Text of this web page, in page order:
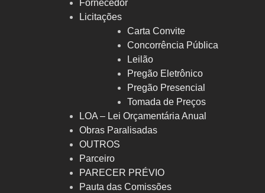
Fornecedor
Licitações
Carta Convite
Concorrência Pública
Leilão
Pregão Eletrônico
Pregão Presencial
Tomada de Preços
LOA – Lei Orçamentária Anual
Obras Paralisadas
OUTROS
Parceiro
PARECER PRÉVIO
Pauta das Comissões